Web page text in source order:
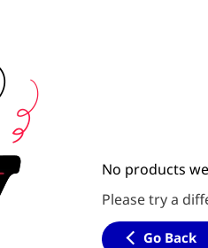
No products
Please try a
Go Back